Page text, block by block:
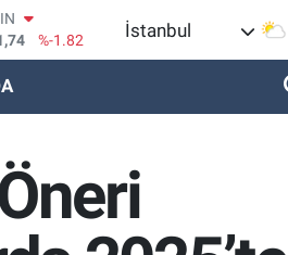
%0.02
%0.19
%0
İstanbul